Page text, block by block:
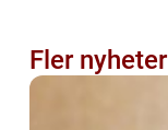
Fler nyheter